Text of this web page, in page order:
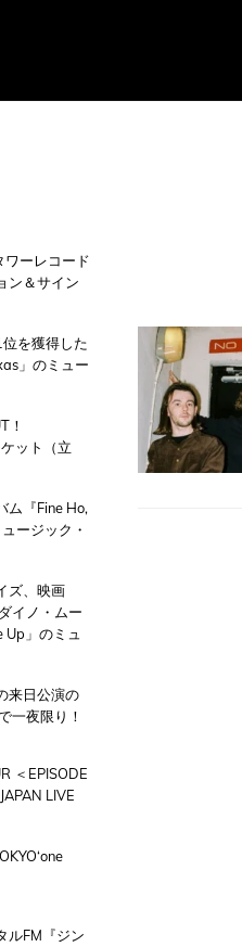
ーレコード
ン＆サイン
を獲得した
」のミュー
！
ット（立
ム『Fine Ho,
ージック・
ズ、映画
イノ・ムー
Up」のミュ
来日公演の
一夜限り！
＜EPISODE
LIVE
ルFM『ジン